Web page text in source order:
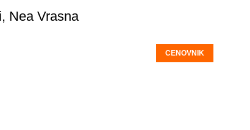
Nea Vrasna
CENOVNIK